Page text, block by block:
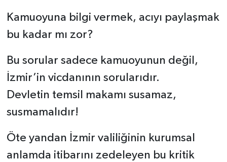
Kamuoyuna bilgi vermek, acıyı paylaşmak
bu kadar mı zor?
Bu sorular sadece kamuoyunun değil,
İzmir’in vicdanının sorularıdır.
Devletin temsil makamı susamaz,
susmamalıdır!
Öte yandan İzmir valiliğinin kurumsal
anlamda itibarını zedeleyen bu kritik